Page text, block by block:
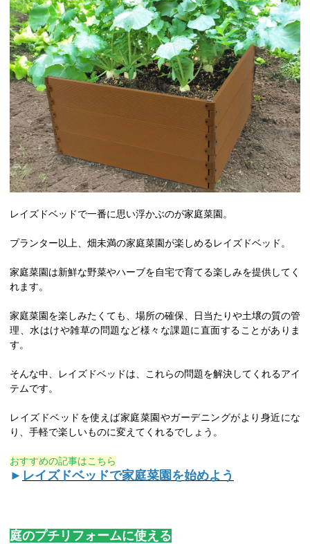
レイズドベッドで一番に思い浮かぶのが家庭菜園。
プランター以上、畑未満の家庭菜園が楽しめるレイズドベッド。
家庭菜園は新鮮な野菜やハーブを自宅で育てる楽しみを提供してく
れます。
家庭菜園を楽しみたくても、場所の確保、日当たりや土壌の質の管
理、水はけや雑草の問題など様々な課題に直面することがありま
す。
そんな中、レイズドベッドは、これらの問題を解決してくれるアイ
テムです。
レイズドベッドを使えば家庭菜園やガーデニングがより身近にな
り、手軽で楽しいものに変えてくれるでしょう。
おすすめの記事はこちら
► レイズドベッドで家庭菜園を始めよう
庭のプチリフォームに使える